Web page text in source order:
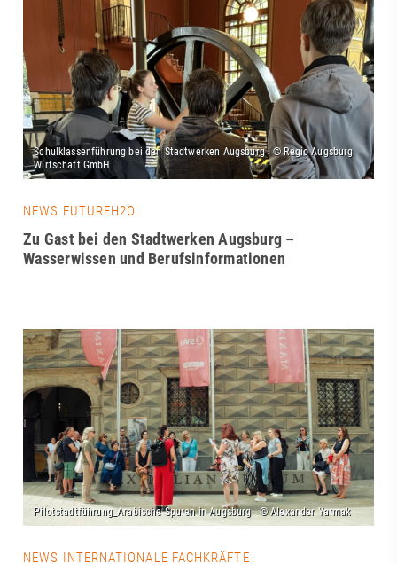
NEWS FUTUREH2O
Zu Gast bei den Stadtwerken Augsburg –
Wasserwissen und Berufsinformationen
NEWS INTERNATIONALE FACHKRÄFTE